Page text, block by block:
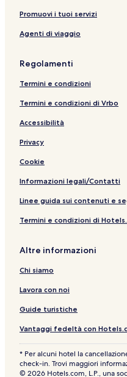
Promuovi i tuoi servizi
Agenti di viaggio
Regolamenti
Termini e condizioni
Termini e condizioni di Vrbo
Accessibilità
Privacy
Cookie
Informazioni legali/Contatti
Linee guida sui contenuti e
Termini e condizioni di
Altre informazioni
Chi siamo
Lavora con noi
Guide turistiche
Vantaggi fedeltà con
* Per alcuni hotel la
check-in. Trovi maggiori
© 2026 Hotels.com, L.P., una